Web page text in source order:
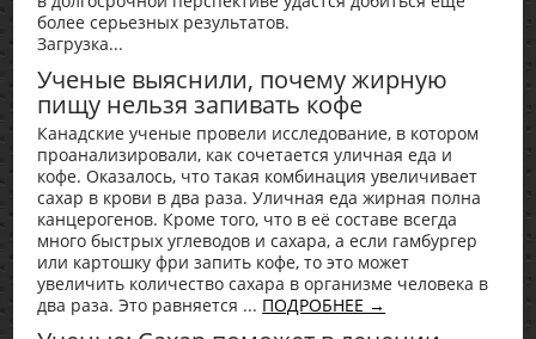
более серьезных результатов.
Загрузка...
Ученые выяснили, почему жирную
пищу нельзя запивать кофе
Канадские ученые провели исследование, в котором
проанализировали, как сочетается уличная еда и
кофе. Оказалось, что такая комбинация увеличивает
сахар в крови в два раза. Уличная еда жирная полна
канцерогенов. Кроме того, что в её составе всегда
много быстрых углеводов и сахара, а если гамбургер
или картошку фри запить кофе, то это может
увеличить количество сахара в организме человека в
два раза. Это равняется ... ПОДРОБНЕЕ →